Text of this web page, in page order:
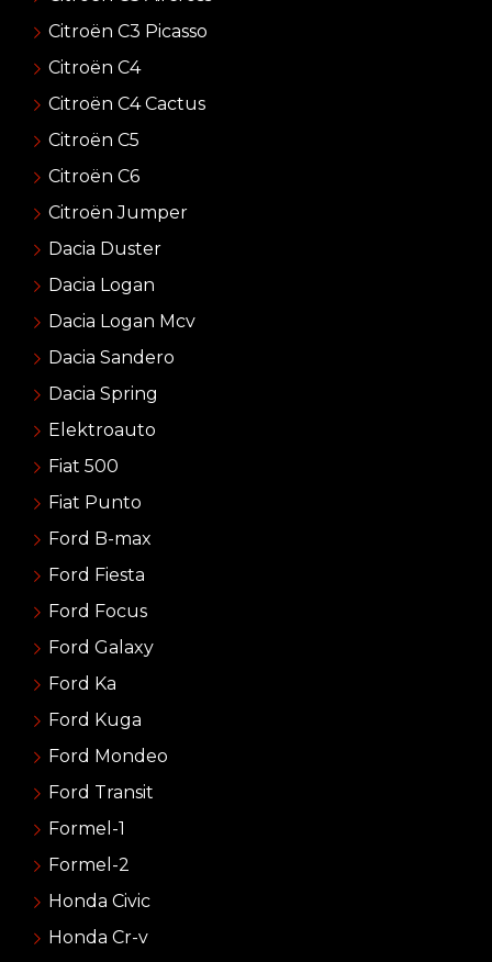
Citroën C3 Picasso
Citroën C4
Citroën C4 Cactus
Citroën C5
Citroën C6
Citroën Jumper
Dacia Duster
Dacia Logan
Dacia Logan Mcv
Dacia Sandero
Dacia Spring
Elektroauto
Fiat 500
Fiat Punto
Ford B-max
Ford Fiesta
Ford Focus
Ford Galaxy
Ford Ka
Ford Kuga
Ford Mondeo
Ford Transit
Formel-1
Formel-2
Honda Civic
Honda Cr-v